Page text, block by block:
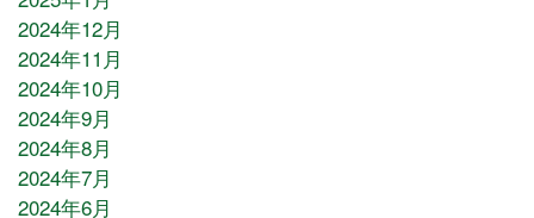
2024年12月
2024年11月
2024年10月
2024年9月
2024年8月
2024年7月
2024年6月